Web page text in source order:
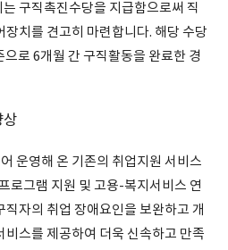
구직촉진수당을 지급함으로써 직
치를 견고히 마련합니다. 해당 수당
로 6개월 간 구직활동을 완료한 경
상
운영해 온 기존의 취업지원 서비스
로그램 지원 및 고용-복지서비스 연
자의 취업 장애요인을 보완하고 개
비스를 제공하여 더욱 신속하고 만족